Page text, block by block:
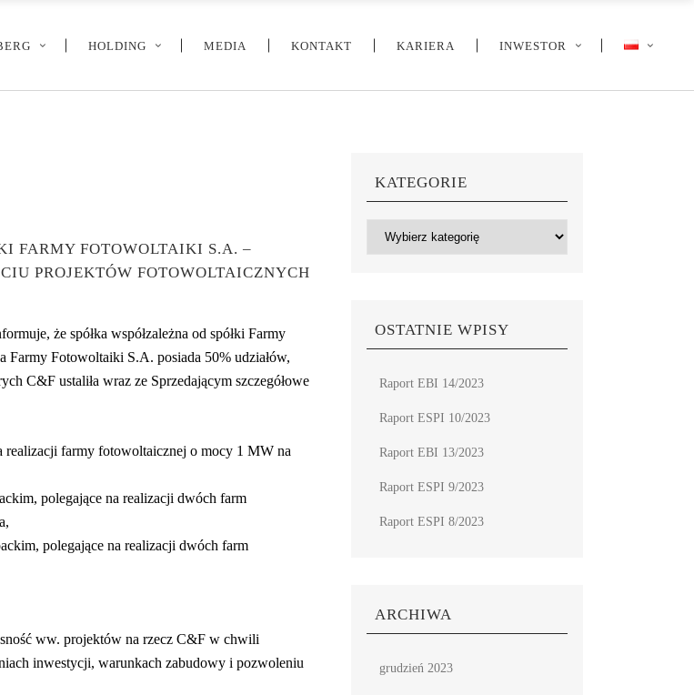
HOLDING MEDIA KONTAKT KARIERA INWESTOR
FARMY FOTOWOLTAIKI S.A. –
PROJEKTÓW FOTOWOLTAICZNYCH
że spółka współzależna od spółki Farmy
Fotowoltaiki S.A. posiada 50% udziałów,
C&F ustaliła wraz ze Sprzedającym szczegółowe
farmy fotowoltaicznej o mocy 1 MW na
polegające na realizacji dwóch farm
polegające na realizacji dwóch farm
ww. projektów na rzecz C&F w chwili
inwestycji, warunkach zabudowy i pozwoleniu
KATEGORIE
Kategorie
OSTATNIE WPISY
Raport EBI 14/2023
Raport ESPI 10/2023
Raport EBI 13/2023
Raport ESPI 9/2023
Raport ESPI 8/2023
ARCHIWA
grudzień 2023